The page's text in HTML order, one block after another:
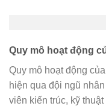
Quy mô hoạt động
Quy mô hoạt động
hiện qua đội ngũ
viên kiến trúc, kỹ